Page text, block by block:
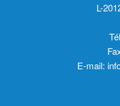
L-
E-mail: